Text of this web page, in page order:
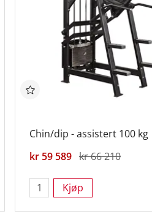
Chin/dip - assistert 100 kg
kr 59 589 kr 66 210
Kjøp